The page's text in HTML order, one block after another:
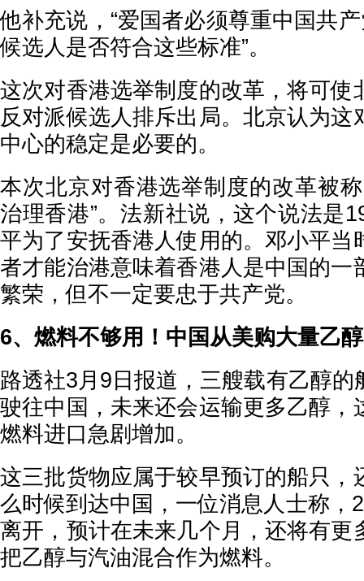
他补充说，“爱国者必须尊重中国共
候选人是否符合这些标准”。
这次对香港选举制度的改革，将可使
反对派候选人排斥出局。北京认为这
中心的稳定是必要的。
本次北京对香港选举制度的改革被
治理香港”。法新社说，这个说法是
平为了安抚香港人使用的。邓小平当
者才能治港意味着香港人是中国的一
繁荣，但不一定要忠于共产党。
6、燃料不够用！中国从美购大量乙醇
路透社3月9日报道，三艘载有乙醇的
驶往中国，未来还会运输更多乙醇，
燃料进口急剧增加。
这三批货物应属于较早预订的船只，
么时候到达中国，一位消息人士称，
离开，预计在未来几个月，还将有更
把乙醇与汽油混合作为燃料。